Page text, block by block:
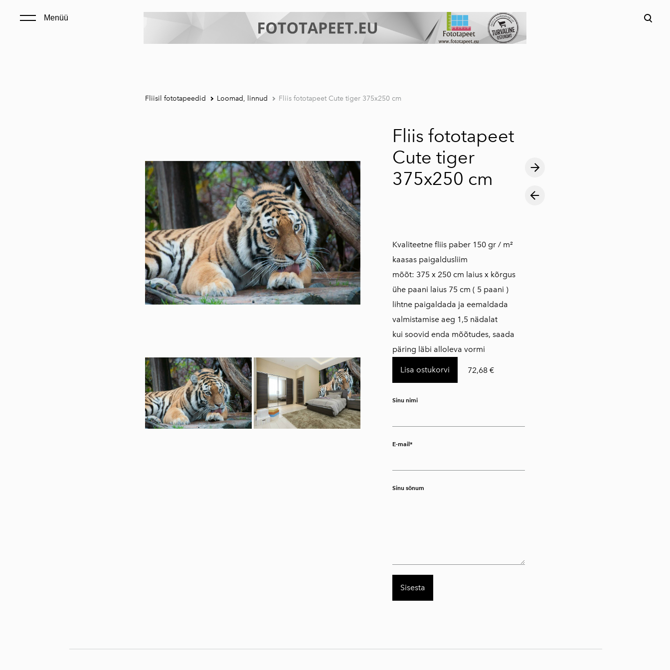
Menüü
lisati ostukorvi.
Fliisil fototapeedid Loomad, linnud Fliis fototapeet Cute tiger 375x250 cm
Fliis fototapeet
Cute tiger
375x250 cm
​​​​​​​​​​​​​Kvaliteetne fliis paber 150 gr / m²
kaasas paigaldusliim
mõõt: 375 x 250 cm laius x kõrgus
ühe paani laius 75 cm ( 5 paani )
lihtne paigaldada ja eemaldada
valmistamise aeg 1,5 nädalat
kui soovid enda mõõtudes, saada
päring läbi alloleva vormi
Lisa ostukorvi 72,68 €
Sinu nimi
E-mail
Sinu sõnum